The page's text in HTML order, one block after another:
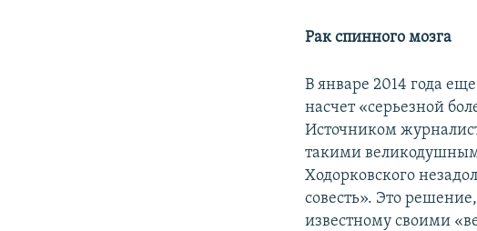
Ракспинногомозга
В январе 2014 года
насчет «серьезной
Источником
такими
Ходорковского
совесть». Это
известному своими